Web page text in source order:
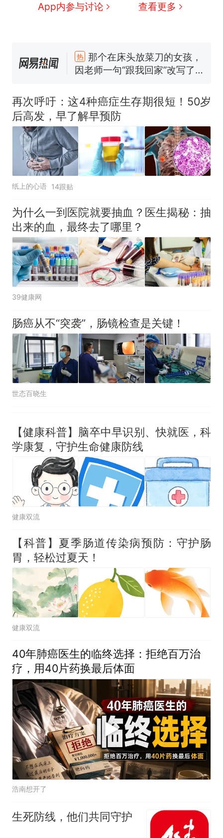
App内参与讨论 查看更多
因老师一句“跟我回家”改写了
人生
新 制裁瓜子饺子，美国怕什
么？
号，仅凭视频评出？中国烹饪
协会回应
男子上山采菌偶然发现鸡枞菌
窝，原地守1天等它长大：挖了
140多朵
美国渔民钓获鲨鱼徒手将其拽
回大海 目击者直呼震惊 （视频
来源：参考消息）
笔试第一被第二名传话劝弃考
因老师一句“跟我回家”改写了
人生
再次呼吁：这4种癌症生存期很短！50岁
后高发，早了解早预防
纸上的心语 14跟贴
为什么一到医院就要抽血？医生揭秘：抽
出来的血，最终去了哪里？
39健康网
肠癌从不“突袭”，肠镜检查是关键！
世态百晓生
【健康科普】脑卒中早识别、快就医，科
学康复，守护生命健康防线
健康双流
【科普】夏季肠道传染病预防：守护肠
胃，轻松过夏天！
健康双流
40年肺癌医生的临终选择：拒绝百万治
疗，用40片药换最后体面
浩南想开了
生死防线，他们共同守护